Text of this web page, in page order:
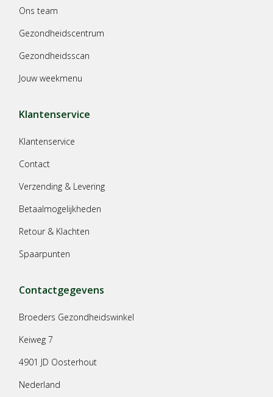
Ons team
Gezondheidscentrum
Gezondheidsscan
Jouw weekmenu
Klantenservice
Klantenservice
Contact
Verzending & Levering
Betaalmogelijkheden
Retour & Klachten
Spaarpunten
Contactgegevens
Broeders Gezondheidswinkel
Keiweg 7
4901 JD Oosterhout
Nederland